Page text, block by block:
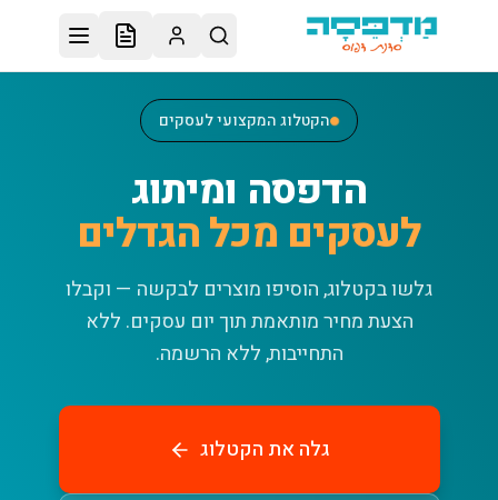
דלג לתוכן הראשי
הקטלוג המקצועי לעסקים
הדפסה ומיתוג
לעסקים מכל הגדלים
גלשו בקטלוג, הוסיפו מוצרים לבקשה — וקבלו
הצעת מחיר מותאמת תוך יום עסקים. ללא
התחייבות, ללא הרשמה.
גלה את הקטלוג